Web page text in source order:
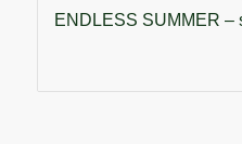
ENDLESS SUMMER –